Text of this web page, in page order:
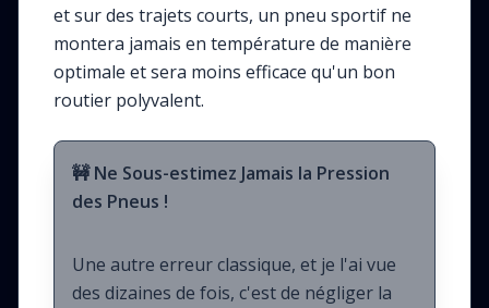
et sur des trajets courts, un pneu sportif ne
montera jamais en température de manière
optimale et sera moins efficace qu'un bon
routier polyvalent.
🚧 Ne Sous-estimez Jamais la Pression
des Pneus !
Une autre erreur classique, et je l'ai vue
des dizaines de fois, c'est de négliger la